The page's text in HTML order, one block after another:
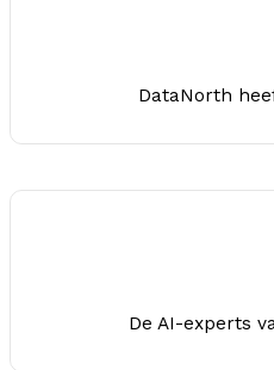
DataNorth
De AI-experts